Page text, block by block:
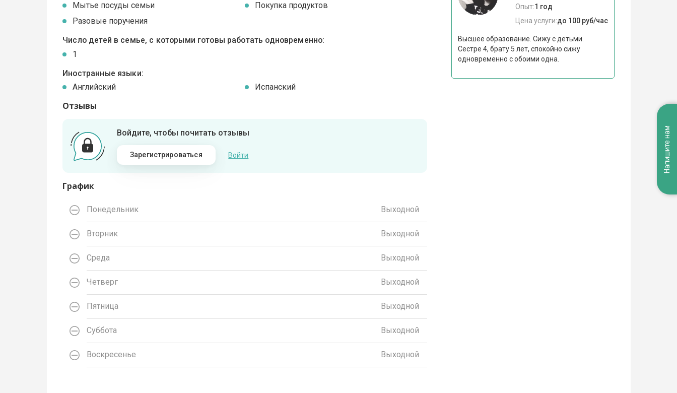
Мытье посуды семьи
Покупка продуктов
Разовые поручения
Число детей в семье, с которыми готовы работать одновременно:
1
Иностранные языки:
Английский
Испанский
Отзывы
Войдите, чтобы почитать отзывы
Зарегистрироваться Войти
График
Понедельник Выходной
Вторник Выходной
Среда Выходной
Четверг Выходной
Пятница Выходной
Суббота Выходной
Воскресенье Выходной
Опыт:1 год
Цена услуги:до 100 руб/час
Высшее образование. Сижу с детьми.
Сестре 4, брату 5 лет, спокойно сижу
одновременно с обоими одна.
Напишите нам